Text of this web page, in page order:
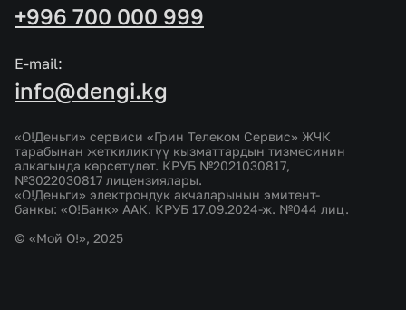
+996 700 000 999
E-mail:
info@dengi.kg
«О!Деньги» сервиси «Грин Телеком Сервис» ЖЧК
тарабынан жеткиликтүү кызматтардын тизмесинин
алкагында көрсөтүлөт. КРУБ №2021030817,
№3022030817 лицензиялары.
«О!Деньги» электрондук акчаларынын эмитент-
банкы: «О!Банк» ААК. КРУБ 17.09.2024-ж. №044 лиц.
© «Мой О!», 2025